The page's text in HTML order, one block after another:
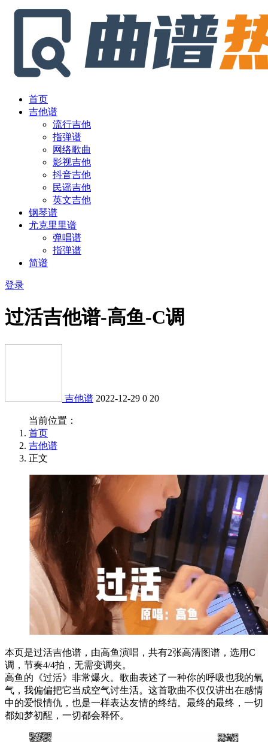
首页
吉他谱
流行吉他
指弹谱
网络歌曲
影视吉他
抖音吉他
民谣吉他
英文吉他
钢琴谱
尤克里里谱
弹唱谱
指弹谱
简谱
登录
过活吉他谱-高鱼-C调
吉他谱 2022-12-29 0 20
当前位置：
首页
吉他谱
正文
本页是过活吉他谱，由高鱼演唱，共有2张高清图谱，选用C
调，节奏4/4拍，无需变调夹。
高鱼的《过活》非常爆火。歌曲表述了一种你的呼吸也我的氧
气，我偏偏把它当成空气讨生活。这首歌曲不仅仅讲出在感情
中的爱恨情仇，也是一样表达友情的终结。最终的最终，一切
都如梦初醒，一切都会释怀。